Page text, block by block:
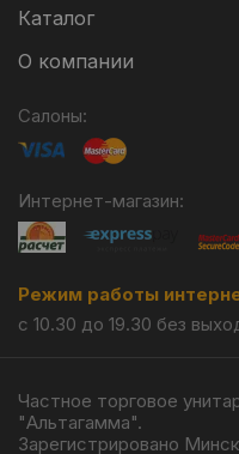
Каталог
О компании
Салоны:
Интернет-магазин:
Режим работы
с 10.30 до 19.30 без
Частное торговое
"Альтагамма".
Зарегистрировано